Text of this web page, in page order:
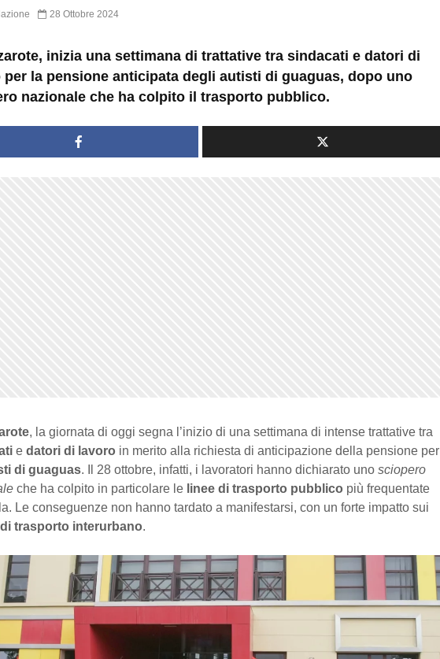
28 Ottobre 2024
inizia una settimana di trattative tra sindacati e datori di
per la pensione anticipata degli autisti di guaguas, dopo uno
nazionale che ha colpito il trasporto pubblico.
, la giornata di oggi segna l’inizio di una settimana di intense trattative tra
e datori di lavoro in merito alla richiesta di anticipazione della pensione per
di guaguas. Il 28 ottobre, infatti, i lavoratori hanno dichiarato uno sciopero
che ha colpito in particolare le linee di trasporto pubblico più frequentate
Le conseguenze non hanno tardato a manifestarsi, con un forte impatto sui
trasporto interurbano.